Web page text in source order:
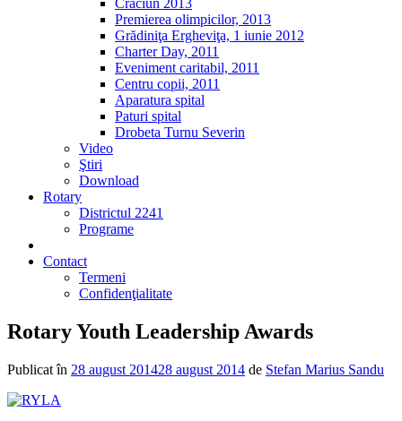
Crăciun 2013
Premierea olimpicilor, 2013
Grădiniţa Ergheviţa, 1 iunie 2012
Charter Day, 2011
Eveniment caritabil, 2011
Centru copii, 2011
Aparatura spital
Paturi spital
Drobeta Turnu Severin
Video
Ştiri
Download
Rotary
Districtul 2241
Programe
Contact
Termeni
Confidenţialitate
Rotary Youth Leadership Awards
Publicat în 28 august 201428 august 2014 de Stefan Marius Sandu